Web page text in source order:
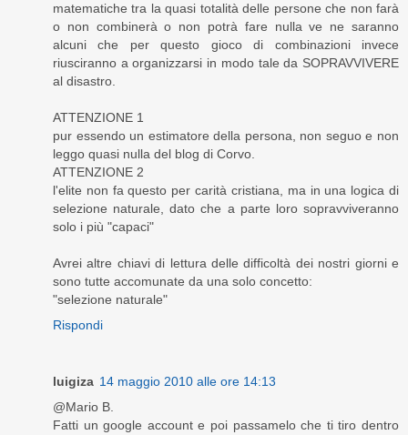
matematiche tra la quasi totalità delle persone che non farà
o non combinerà o non potrà fare nulla ve ne saranno
alcuni che per questo gioco di combinazioni invece
riusciranno a organizzarsi in modo tale da SOPRAVVIVERE
al disastro.
ATTENZIONE 1
pur essendo un estimatore della persona, non seguo e non
leggo quasi nulla del blog di Corvo.
ATTENZIONE 2
l'elite non fa questo per carità cristiana, ma in una logica di
selezione naturale, dato che a parte loro sopravviveranno
solo i più "capaci"
Avrei altre chiavi di lettura delle difficoltà dei nostri giorni e
sono tutte accomunate da una solo concetto:
"selezione naturale"
Rispondi
luigiza 14 maggio 2010 alle ore 14:13
@Mario B.
Fatti un google account e poi passamelo che ti tiro dentro